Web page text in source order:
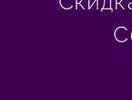
СТОИМОСТЬ